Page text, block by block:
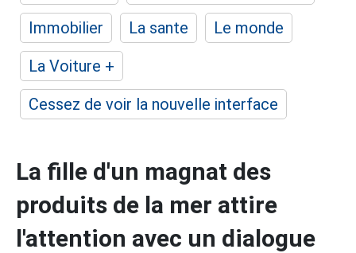
Immobilier
La sante
Le monde
La Voiture +
Cessez de voir la nouvelle interface
La fille d'un magnat des
produits de la mer attire
l'attention avec un dialogue